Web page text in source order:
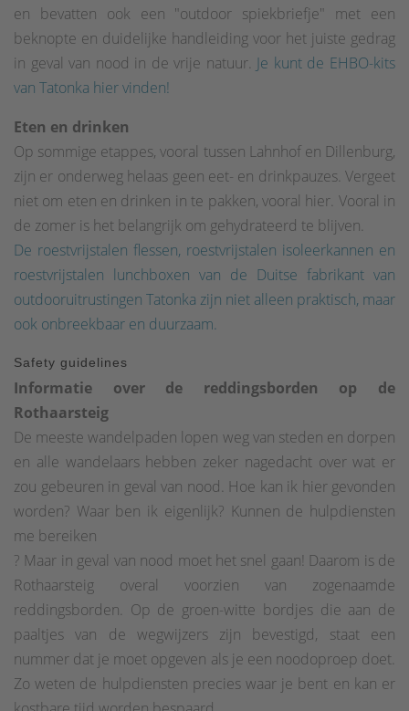
en bevatten ook een "outdoor spiekbriefje" met een
beknopte en duidelijke handleiding voor het juiste gedrag
in geval van nood in de vrije natuur. Je kunt de EHBO-kits
van Tatonka hier vinden!
Eten en drinken
Op sommige etappes, vooral tussen Lahnhof en Dillenburg,
zijn er onderweg helaas geen eet- en drinkpauzes. Vergeet
niet om eten en drinken in te pakken, vooral hier. Vooral in
de zomer is het belangrijk om gehydrateerd te blijven.
De roestvrijstalen flessen, roestvrijstalen isoleerkannen en
roestvrijstalen lunchboxen van de Duitse fabrikant van
outdooruitrustingen Tatonka zijn niet alleen praktisch, maar
ook onbreekbaar en duurzaam.
Safety guidelines
Informatie over de reddingsborden op de
Rothaarsteig
De meeste wandelpaden lopen weg van steden en dorpen
en alle wandelaars hebben zeker nagedacht over wat er
zou gebeuren in geval van nood. Hoe kan ik hier gevonden
worden? Waar ben ik eigenlijk? Kunnen de hulpdiensten
me bereiken
? Maar in geval van nood moet het snel gaan! Daarom is de
Rothaarsteig overal voorzien van zogenaamde
reddingsborden. Op de groen-witte bordjes die aan de
paaltjes van de wegwijzers zijn bevestigd, staat een
nummer dat je moet opgeven als je een noodoproep doet.
Zo weten de hulpdiensten precies waar je bent en kan er